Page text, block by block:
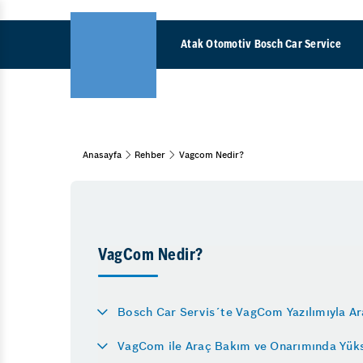
Atak Otomotiv Bosch Car Service
Araç Bakım & Onarım
Fren Sistemleri
Fren İnovasyonları
Direksiyon
Anasayfa Rehber Vagcom Nedir?
VagCom Nedir?
Bosch Car Servis´te VagCom Yazılımıyla
VagCom ile Araç Bakım ve Onarımında